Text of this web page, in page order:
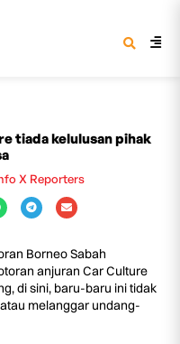
tiada kelulusan pihak
X Reporters
Borneo Sabah
anjuran Car Culture
di sini, baru-baru ini tidak
melanggar undang-